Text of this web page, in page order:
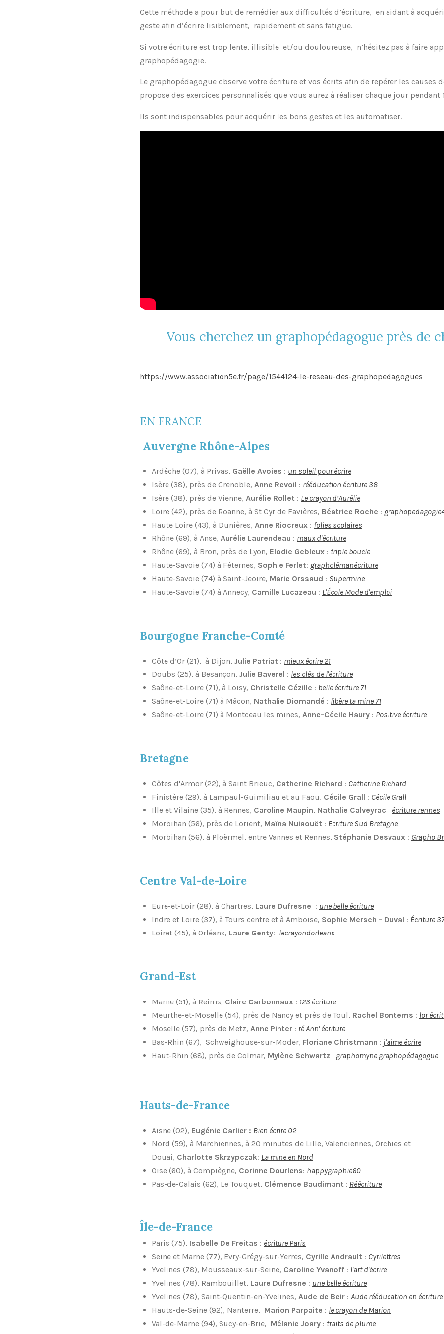
Cette méthode a pour but de remédier aux difficultés d’écriture, en aidant à
geste afin d’écrire lisiblement, rapidement et sans fatigue.
Si votre écriture est trop lente, illisible et/ou douloureuse, n’hésitez pas à faire
graphopédagogie.
Le graphopédagogue observe votre écriture et vos écrits afin de repérer les causes
propose des exercices personnalisés que vous aurez à réaliser chaque jour pendant
Ils sont indispensables pour acquérir les bons gestes et les automatiser.
Vous cherchez un graphopédagogue près de
https://www.association5e.fr/page/1544124-le-reseau-des-graphopedagogues
EN FRANCE
Auvergne Rhône-Alpes
Ardèche (07), à Privas, Gaëlle Avoies : un soleil pour écrire
Isère (38), près de Grenoble, Anne Revoil : rééducation écriture 38
Isère (38), près de Vienne, Aurélie Rollet : Le crayon d’Aurélie
Loire (42), près de Roanne, à St Cyr de Favières, Béatrice Roche :
Haute Loire (43), à Dunières, Anne Riocreux : folies scolaires
Rhône (69), à Anse, Aurélie Laurendeau : maux d'écriture
Rhône (69), à Bron, près de Lyon, Elodie Gebleux : triple boucle
Haute-Savoie (74) à Féternes, Sophie Ferlet: grapholémanécriture
Haute-Savoie (74) à Saint-Jeoire, Marie Orssaud : Supermine
Haute-Savoie (74) à Annecy, Camille Lucazeau : L'École Mode d'emploi
Bourgogne Franche-Comté
Côte d’Or (21), à Dijon, Julie Patriat : mieux écrire 21
Doubs (25), à Besançon, Julie Baverel : les clés de l'écriture
Saône-et-Loire (71), à Loisy, Christelle Cézille : belle écriture 71
Saône-et-Loire (71) à Mâcon, Nathalie Diomandé : libère ta mine 71
Saône-et-Loire (71) à Montceau les mines, Anne-Cécile Haury : Positive écriture
Bretagne
Côtes d'Armor (22), à Saint Brieuc, Catherine Richard : Catherine Richard
Finistère (29), à Lampaul-Guimiliau et au Faou, Cécile Grall : Cécile Grall
Ille et Vilaine (35), à Rennes, Caroline Maupin, Nathalie Calveyrac : écriture rennes
Morbihan (56), près de Lorient, Maïna Nuiaouët : Ecriture Sud Bretagne
Morbihan (56), à Ploërmel, entre Vannes et Rennes, Stéphanie Desvaux : Grapho
Centre Val-de-Loire
Eure-et-Loir (28), à Chartres, Laure Dufresne : une belle écriture
Indre et Loire (37), à Tours centre et à Amboise, Sophie Mersch - Duval : Écriture 37
Loiret (45), à Orléans, Laure Genty: lecrayondorleans
Grand-Est
Marne (51), à Reims, Claire Carbonnaux : 123 écriture
Meurthe-et-Moselle (54), près de Nancy et près de Toul, Rachel Bontems : lor
Moselle (57), près de Metz, Anne Pinter : ré Ann' écriture
Bas-Rhin (67), Schweighouse-sur-Moder, Floriane Christmann : j'aime écrire
Haut-Rhin (68), près de Colmar, Mylène Schwartz : graphomyne graphopédagogue
Hauts-de-France
Aisne (02), Eugénie Carlier : Bien écrire 02
Nord (59), à Marchiennes, à 20 minutes de Lille, Valenciennes, Orchies et
Douai, Charlotte Skrzypczak: La mine en Nord
Oise (60), à Compiègne, Corinne Dourlens: happygraphie60
Pas-de-Calais (62), Le Touquet, Clémence Baudimant : Réécriture
Île-de-France
Paris (75), Isabelle De Freitas : écriture Paris
Seine et Marne (77), Evry-Grégy-sur-Yerres, Cyrille Andrault : Cyrilettres
Yvelines (78), Mousseaux-sur-Seine, Caroline Yvanoff : l'art d'écrire
Yvelines (78), Rambouillet, Laure Dufresne : une belle écriture
Yvelines (78), Saint-Quentin-en-Yvelines, Aude de Beir : Aude rééducation en écriture
Hauts-de-Seine (92), Nanterre, Marion Parpaite : le crayon de Marion
Val-de-Marne (94), Sucy-en-Brie, Mélanie Joary : traits de plume